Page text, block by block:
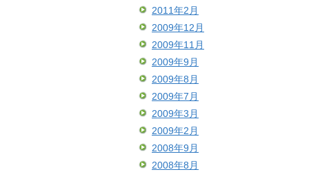
2011年2月
2009年12月
2009年11月
2009年9月
2009年8月
2009年7月
2009年3月
2009年2月
2008年9月
2008年8月